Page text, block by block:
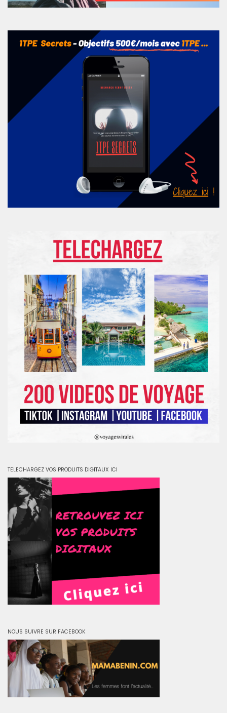
TELECHARGEZ VOS PRODUITS DIGITAUX ICI
NOUS SUIVRE SUR FACEBOOK